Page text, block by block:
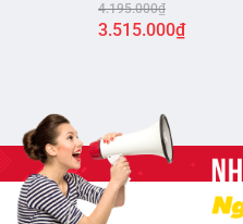
4.195.000₫
Giá
3.515.000₫Giá